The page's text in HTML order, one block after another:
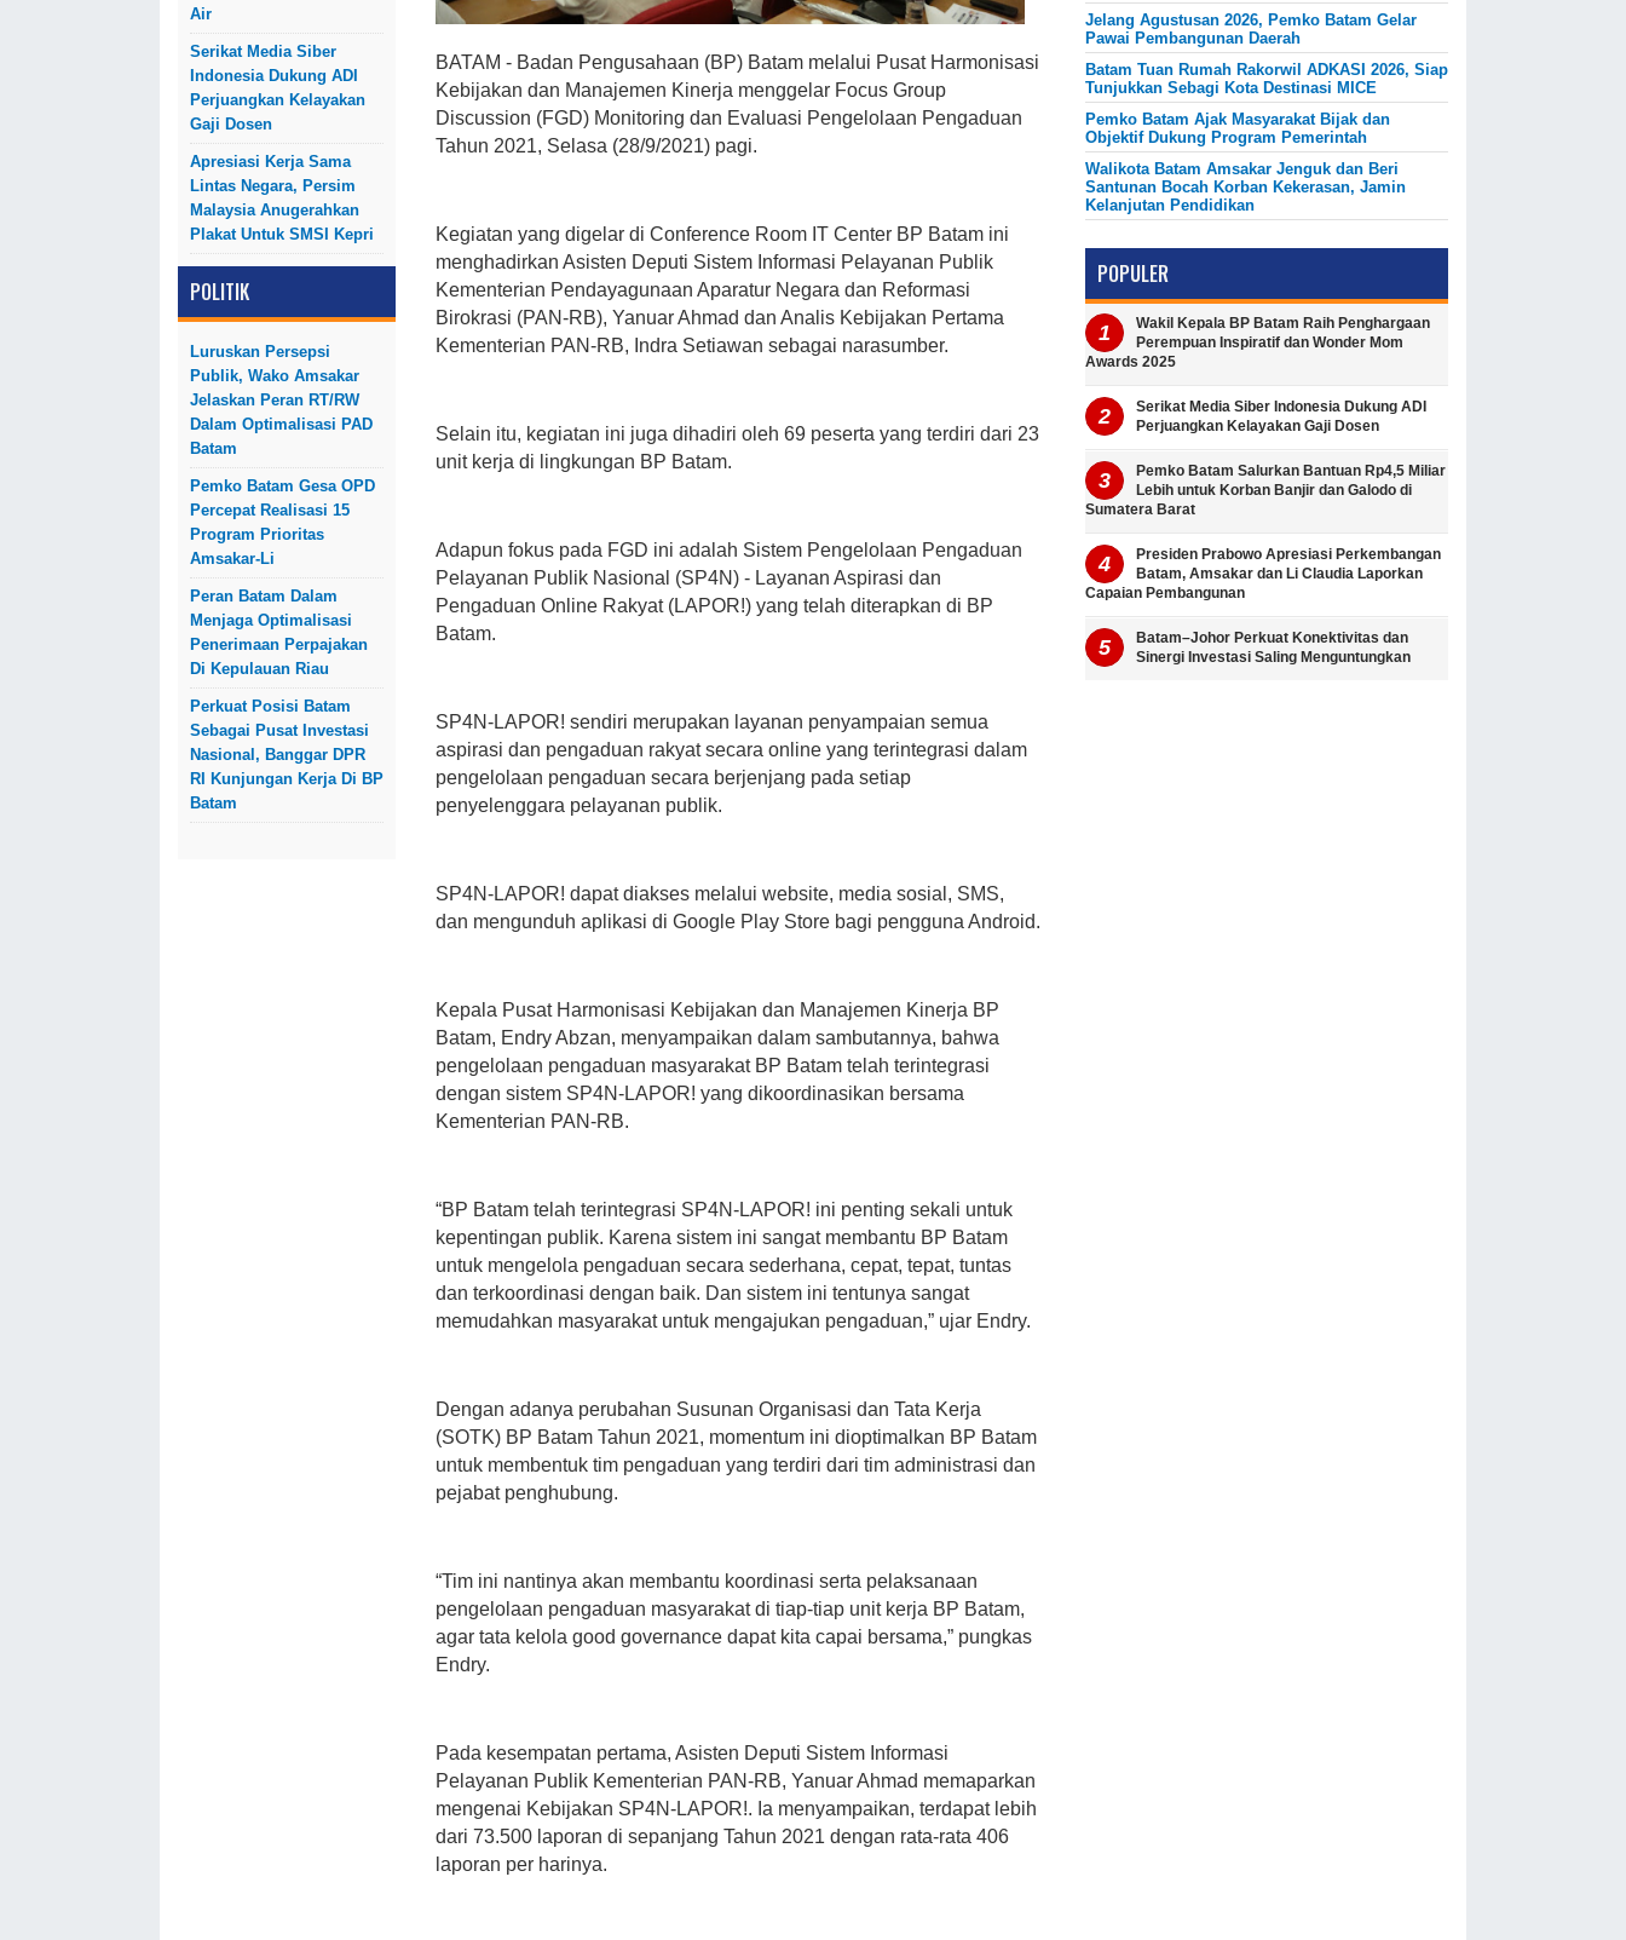
Air
Serikat Media Siber
Indonesia Dukung ADI
Perjuangkan Kelayakan
Gaji Dosen
Apresiasi Kerja Sama
Lintas Negara, Persim
Malaysia Anugerahkan
Plakat Untuk SMSI Kepri
POLITIK
Luruskan Persepsi
Publik, Wako Amsakar
Jelaskan Peran RT/RW
Dalam Optimalisasi PAD
Batam
Pemko Batam Gesa OPD
Percepat Realisasi 15
Program Prioritas
Amsakar-Li
Peran Batam Dalam
Menjaga Optimalisasi
Penerimaan Perpajakan
Di Kepulauan Riau
Perkuat Posisi Batam
Sebagai Pusat Investasi
Nasional, Banggar DPR
RI Kunjungan Kerja Di BP
Batam
BATAM - Badan Pengusahaan (BP) Batam melalui Pusat Harmonisasi
Kebijakan dan Manajemen Kinerja menggelar Focus Group
Discussion (FGD) Monitoring dan Evaluasi Pengelolaan Pengaduan
Tahun 2021, Selasa (28/9/2021) pagi.
Kegiatan yang digelar di Conference Room IT Center BP Batam ini
menghadirkan Asisten Deputi Sistem Informasi Pelayanan Publik
Kementerian Pendayagunaan Aparatur Negara dan Reformasi
Birokrasi (PAN-RB), Yanuar Ahmad dan Analis Kebijakan Pertama
Kementerian PAN-RB, Indra Setiawan sebagai narasumber.
Selain itu, kegiatan ini juga dihadiri oleh 69 peserta yang terdiri dari 23
unit kerja di lingkungan BP Batam.
Adapun fokus pada FGD ini adalah Sistem Pengelolaan Pengaduan
Pelayanan Publik Nasional (SP4N) - Layanan Aspirasi dan
Pengaduan Online Rakyat (LAPOR!) yang telah diterapkan di BP
Batam.
SP4N-LAPOR! sendiri merupakan layanan penyampaian semua
aspirasi dan pengaduan rakyat secara online yang terintegrasi dalam
pengelolaan pengaduan secara berjenjang pada setiap
penyelenggara pelayanan publik.
SP4N-LAPOR! dapat diakses melalui website, media sosial, SMS,
dan mengunduh aplikasi di Google Play Store bagi pengguna Android.
Kepala Pusat Harmonisasi Kebijakan dan Manajemen Kinerja BP
Batam, Endry Abzan, menyampaikan dalam sambutannya, bahwa
pengelolaan pengaduan masyarakat BP Batam telah terintegrasi
dengan sistem SP4N-LAPOR! yang dikoordinasikan bersama
Kementerian PAN-RB.
“BP Batam telah terintegrasi SP4N-LAPOR! ini penting sekali untuk
kepentingan publik. Karena ‌sistem ini sangat membantu BP Batam
untuk mengelola pengaduan secara sederhana, cepat, tepat, tuntas
dan terkoordinasi dengan baik. Dan sistem ini tentunya sangat
memudahkan masyarakat untuk mengajukan pengaduan,” ujar Endry.
Dengan adanya perubahan Susunan Organisasi dan Tata Kerja
(SOTK) BP Batam Tahun 2021, momentum ini dioptimalkan BP Batam
untuk membentuk tim pengaduan yang terdiri dari tim administrasi dan
pejabat penghubung.
“Tim ini nantinya akan membantu koordinasi serta pelaksanaan
pengelolaan pengaduan masyarakat di tiap-tiap unit kerja BP Batam,
agar tata kelola good governance dapat kita capai bersama,” pungkas
Endry.
Pada kesempatan pertama, Asisten Deputi Sistem Informasi
Pelayanan Publik Kementerian PAN-RB, Yanuar Ahmad memaparkan
mengenai Kebijakan SP4N-LAPOR!. Ia menyampaikan, terdapat lebih
dari 73.500 laporan di sepanjang Tahun 2021 dengan rata-rata 406
laporan per harinya.
Jelang Agustusan 2026, Pemko Batam Gelar
Pawai Pembangunan Daerah
Batam Tuan Rumah Rakorwil ADKASI 2026, Siap
Tunjukkan Sebagi Kota Destinasi MICE
Pemko Batam Ajak Masyarakat Bijak dan
Objektif Dukung Program Pemerintah
Walikota Batam Amsakar Jenguk dan Beri
Santunan Bocah Korban Kekerasan, Jamin
Kelanjutan Pendidikan
POPULER
Wakil Kepala BP Batam Raih Penghargaan
Perempuan Inspiratif dan Wonder Mom
Awards 2025
Serikat Media Siber Indonesia Dukung ADI
Perjuangkan Kelayakan Gaji Dosen
Pemko Batam Salurkan Bantuan Rp4,5 Miliar
Lebih untuk Korban Banjir dan Galodo di
Sumatera Barat
Presiden Prabowo Apresiasi Perkembangan
Batam, Amsakar dan Li Claudia Laporkan
Capaian Pembangunan
Batam–Johor Perkuat Konektivitas dan
Sinergi Investasi Saling Menguntungkan